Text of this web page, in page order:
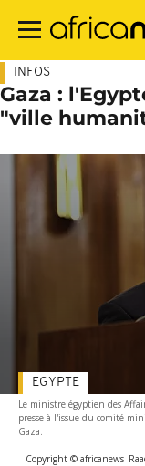
contenu
INFOS
Gaza :
"ville
Le ministre égyptien des
presse à l'issue du comité
Gaza.
Copyright © africanews
EGYPTE